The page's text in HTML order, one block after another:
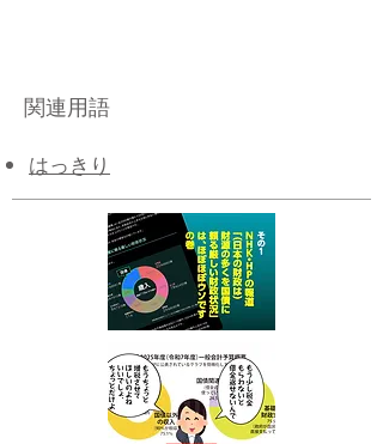
関連用語
はっきり